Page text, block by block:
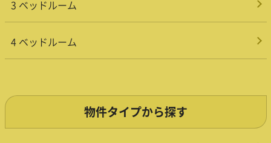
3 ベッドルーム
4 ベッドルーム
物件タイプから探す